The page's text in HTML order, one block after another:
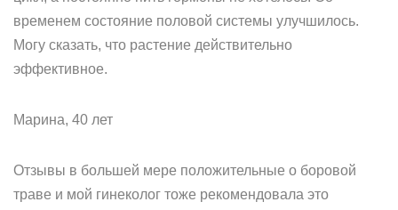
временем состояние половой системы улучшилось.
Могу сказать, что растение действительно
эффективное.
Марина, 40 лет
Отзывы в большей мере положительные о боровой
траве и мой гинеколог тоже рекомендовала это